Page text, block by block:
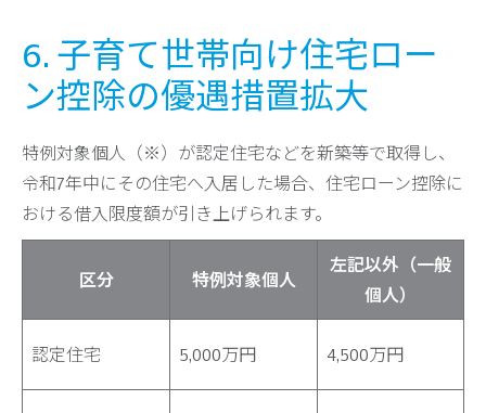
6. 子育て世帯向け住宅ロー
ン控除の優遇措置拡大
特例対象個人（※）が認定住宅などを新築等で取得し、
令和7年中にその住宅へ入居した場合、住宅ローン控除に
おける借入限度額が引き上げられます。
区分 特例対象個人
左記以外（一般
個人）
認定住宅 5,000万円 4,500万円